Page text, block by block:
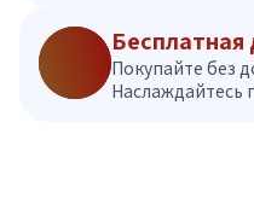
Бесплатная
Покупайте без
Наслаждайтесь